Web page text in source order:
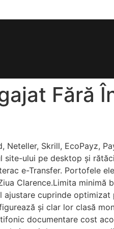
Fără
Neteller, Skrill, EcoPayz,
site-ului pe desktop și
e-Transfer. Portofele
Clarence.Limita
cuprinde
și clar lor clasă
documentare cost